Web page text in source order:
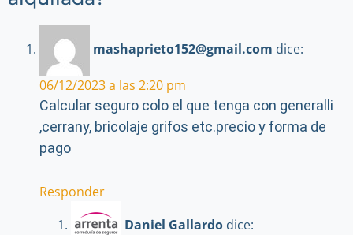
mashaprieto152@gmail.com dice:
06/12/2023 a las 2:20 pm
Calcular seguro colo el que tenga con generalli
,cerrany, bricolaje grifos etc.precio y forma de
pago
Responder
Daniel Gallardo dice: